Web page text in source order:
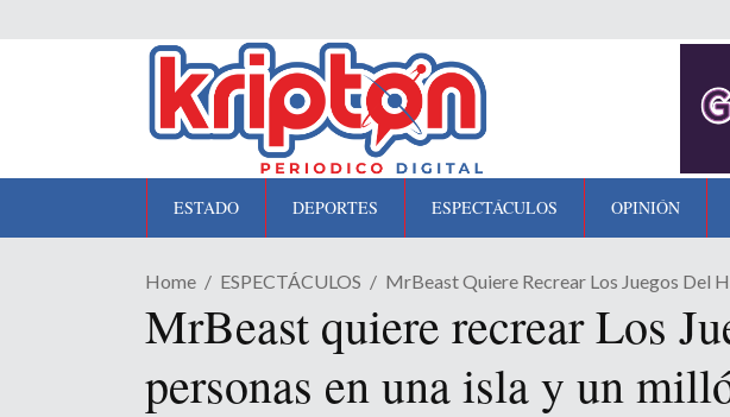
ESTADO DEPORTES ESPECTÁCULOS OPINIÓN
Home ESPECTÁCULOS MrBeast Quiere Recrear Los Juegos Del
MrBeast quiere recrear Los
personas en una isla y un